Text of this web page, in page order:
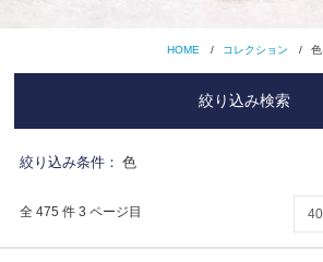
HOME コレクション 色
絞り込み検索
絞り込み条件： 色
全 475 件 3 ページ目